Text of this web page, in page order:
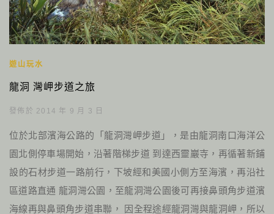
遊山玩水
龍洞 灣岬步道之旅
發佈於 2014 年 9 月 3 日
位於北部濱海公路的「龍洞灣岬步道」，是由龍洞南口海洋公
園北側停車場開始，沿著階梯步道 到達西靈巖寺，再循著新鋪
設的石材步道一路前行，下坡經和美國小側方至海濱，再沿社
區道路直通 龍洞灣公園，至龍洞灣公園後可再接鼻頭角步道濱
海線再與鼻頭角步道串聯， 因全程途經龍洞灣與龍洞岬，所以